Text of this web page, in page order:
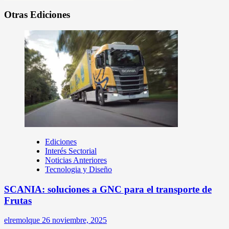
Otras Ediciones
Ediciones
Interés Sectorial
Noticias Anteriores
Tecnologia y Diseño
SCANIA: soluciones a GNC para el transporte de
Frutas
elremolque 26 noviembre, 2025